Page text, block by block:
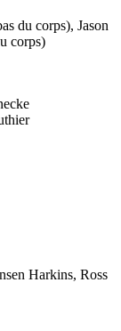
du corps), Jason
corps)
Harkins, Ross